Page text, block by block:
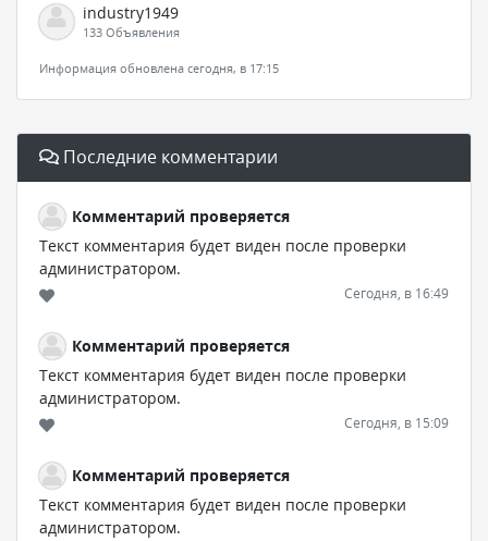
industry1949
133 Объявления
Информация обновлена сегодня, в 17:15
Последние комментарии
Комментарий проверяется
Текст комментария будет виден после проверки
администратором.
Сегодня, в 16:49
Комментарий проверяется
Текст комментария будет виден после проверки
администратором.
Сегодня, в 15:09
Комментарий проверяется
Текст комментария будет виден после проверки
администратором.